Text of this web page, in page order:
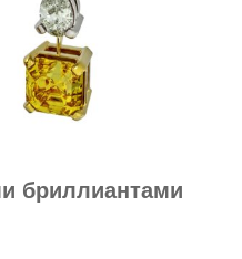
бриллиантами